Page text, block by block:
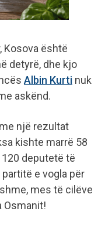
Kosova është
detyrë, dhe kjo
Albin Kurti nuk
askënd.
një rezultat
kishte marrë 58
deputetë të
e vogla për
mes të cilëve
Osmanit!